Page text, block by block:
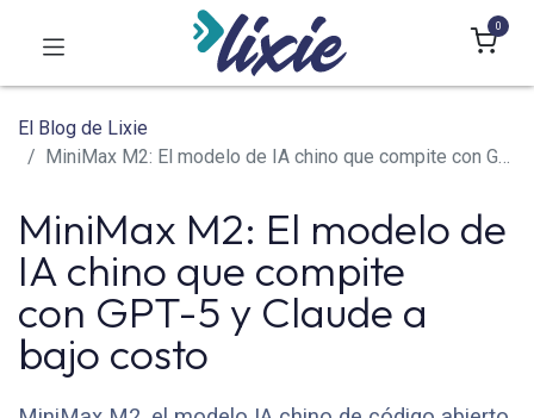
0
El Blog de Lixie
MiniMax M2: El modelo de IA chino que compite con GPT-5 y Claude a bajo costo
MiniMax M2: El modelo de
IA chino que compite
con GPT-5 y Claude a
bajo costo